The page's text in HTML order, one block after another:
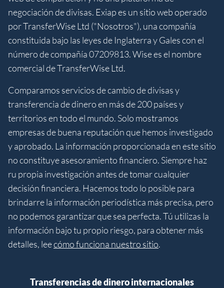
negociación de divisas. Exiap es un sitio web operado
por TransferWise Ltd ("Nosotros"), una compañía
constituida bajo las leyes de Inglaterra y Gales con el
número de compañía 07209813. Wise es el nombre
comercial de TransferWise Ltd.
Comparamos servicios de cambio de divisas y
transferencia de dinero en más de 200 países y
territorios en todo el mundo. Solo mostramos
empresas de buena reputación que hemos investigado
y aprobado. La información proporcionada en este sitio
no constituye asesoramiento financiero. Siempre haz
ru propia investigación antes de tomar cualquier
decisión financiera. Hacemos todo lo posible para
brindarre la información periodística más precisa, pero
no podemos garantizar que sea perfecta. Tú utilizas la
información bajo tu propio riesgo, para obtener más
detalles, leecómo funciona nuestro sitio.
Transferencias de dinero internacionales